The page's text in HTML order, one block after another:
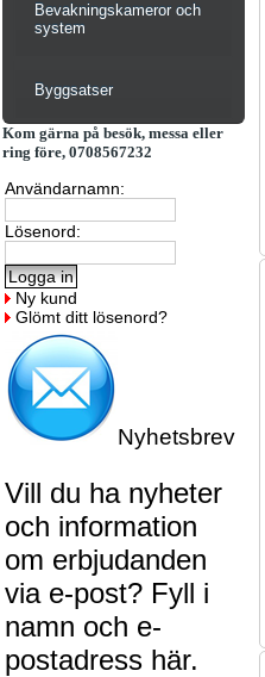
Bevakningskameror och
system
Byggsatser
Kom gärna på besök, messa eller
ring före, 0708567232
Användarnamn:
Lösenord:
Ny kund
Glömt ditt lösenord?
Nyhetsbrev
Vill du ha nyheter
och information
om erbjudanden
via e-post? Fyll i
namn och e-
postadress här.